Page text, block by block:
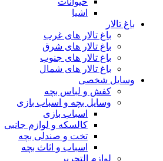
اشیا
باغ تالار
باغ تالار های غرب
باغ تالار های شرق
باغ تالار های جنوب
باغ تالار های شمال
وسایل شخصی
کفش و لباس بچه
وسایل بچه و اسباب بازی
اسباب بازی
کالسکه و لوازم جانبی
تخت و صندلی بچه
اسباب و اثاث بچه
لوازم التحریر